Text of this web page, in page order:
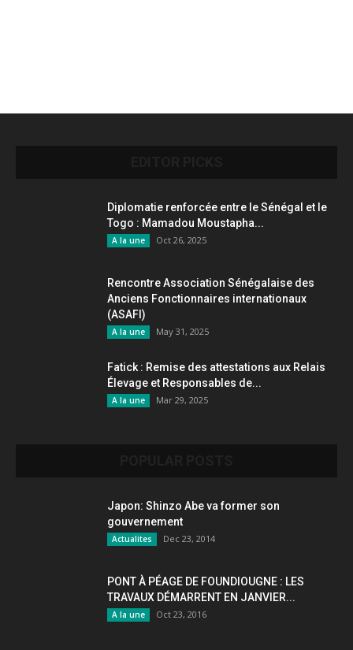
Diplomatie renforcée entre le Sénégal et le
Togo : Mamadou Moustapha...
A la une Oct 26, 2025
Rencontre Association Sénégalaise des
Anciens Fonctionnaires internationaux
(ASAFI)
A la une May 31, 2025
Fatick : Remise des attestations aux Relais
Élevage et Responsables de...
A la une Mar 29, 2025
Japon: Shinzo Abe va former son
gouvernement
Actualites Dec 23, 2014
PONT À PÉAGE DE FOUNDIOUGNE : LES
TRAVAUX DÉMARRENT EN JANVIER...
A la une Oct 23, 2016